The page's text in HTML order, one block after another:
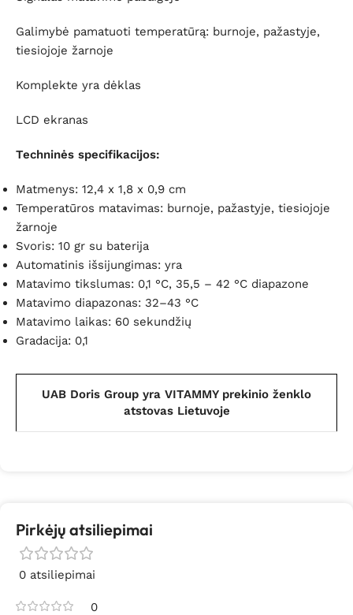
Galimybė pamatuoti temperatūrą: burnoje, pažastyje,
tiesiojoje žarnoje
Komplekte yra dėklas
LCD ekranas
Techninės specifikacijos:
Matmenys: 12,4 x 1,8 x 0,9 cm
Temperatūros matavimas: burnoje, pažastyje, tiesiojoje
žarnoje
Svoris: 10 gr su baterija
Automatinis išsijungimas: yra
Matavimo tikslumas: 0,1 °C, 35,5 – 42 °C diapazone
Matavimo diapazonas: 32–43 °C
Matavimo laikas: 60 sekundžių
Gradacija: 0,1
UAB Doris Group yra VITAMMY prekinio ženklo
atstovas Lietuvoje
Pirkėjų atsiliepimai
0 atsiliepimai
0